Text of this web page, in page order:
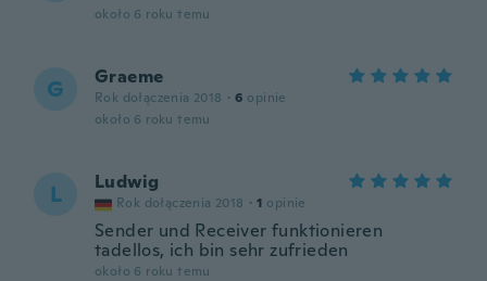
około 6 roku temu
G Graeme
Rok dołączenia 2018 · 6 opinie
około 6 roku temu
L Ludwig
Rok dołączenia 2018 · 1 opinie
Sender und Receiver funktionieren
tadellos, ich bin sehr zufrieden
około 6 roku temu